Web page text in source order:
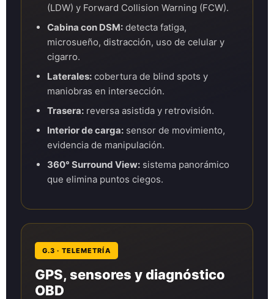
(LDW) y Forward Collision Warning (FCW).
Cabina con DSM: detecta fatiga,
microsueño, distracción, uso de celular y
cigarro.
Laterales: cobertura de blind spots y
maniobras en intersección.
Trasera: reversa asistida y retrovisión.
Interior de carga: sensor de movimiento,
evidencia de manipulación.
360° Surround View: sistema panorámico
que elimina puntos ciegos.
G.3 · TELEMETRÍA
GPS, sensores y diagnóstico
OBD